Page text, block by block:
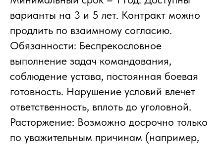
варианты на 3 и 5 лет. Контракт можно
продлить по взаимному согласию.
Обязанности: Беспрекословное
выполнение задач командования,
соблюдение устава, постоянная боевая
готовность. Нарушение условий влечет
ответственность, вплоть до уголовной.
Расторжение: Возможно досрочно только
по уважительным причинам (например,